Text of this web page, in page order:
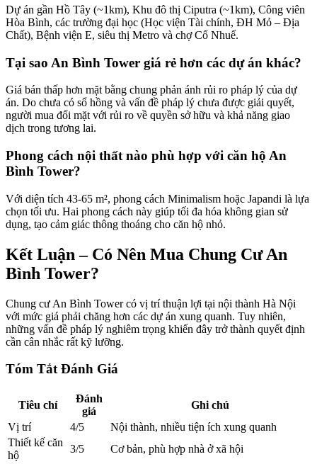
Dự án gần Hồ Tây (~1km), Khu đô thị Ciputra (~1km), Công viên
Hòa Bình, các trường đại học (Học viện Tài chính, ĐH Mỏ – Địa
Chất), Bệnh viện E, siêu thị Metro và chợ Cổ Nhuế.
Tại sao An Bình Tower giá rẻ hơn các dự án khác?
Giá bán thấp hơn mặt bằng chung phản ánh rủi ro pháp lý của dự
án. Do chưa có sổ hồng và vấn đề pháp lý chưa được giải quyết,
người mua đối mặt với rủi ro về quyền sở hữu và khả năng giao
dịch trong tương lai.
Phong cách nội thất nào phù hợp với căn hộ An
Bình Tower?
Với diện tích 43-65 m², phong cách Minimalism hoặc Japandi là lựa
chọn tối ưu. Hai phong cách này giúp tối đa hóa không gian sử
dụng, tạo cảm giác thông thoáng cho căn hộ nhỏ.
Kết Luận – Có Nên Mua Chung Cư An
Bình Tower?
Chung cư An Bình Tower có vị trí thuận lợi tại nội thành Hà Nội
với mức giá phải chăng hơn các dự án xung quanh. Tuy nhiên,
những vấn đề pháp lý nghiêm trọng khiến đây trở thành quyết định
cần cân nhắc rất kỹ lưỡng.
Tóm Tắt Đánh Giá
Tiêu chí
Đánh
giá
Ghi chú
Vị trí
4/5
Nội thành, nhiều tiện ích xung quanh
Thiết kế căn
hộ
3/5
Cơ bản, phù hợp nhà ở xã hội